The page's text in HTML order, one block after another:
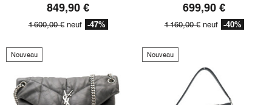
849,90 €
1 600,00 €neuf -47%
699,90 €
1 160,00 €neuf -40%
Nouveau Nouveau